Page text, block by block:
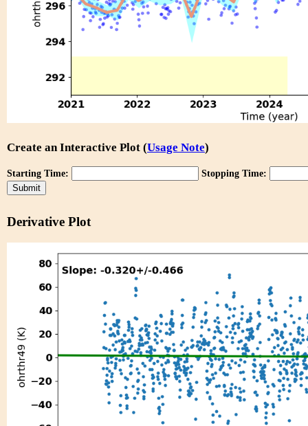
Create an Interactive Plot (Usage Note)
Starting Time: Stopping Time:
Derivative Plot